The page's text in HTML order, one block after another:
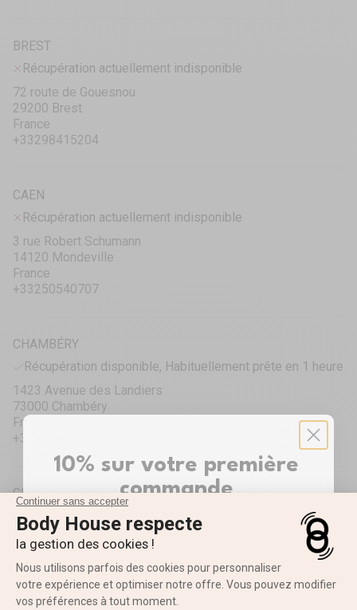
BREST
Récupération actuellement indisponible
72 route de Gouesnou
29200 Brest
France
+33298415204
CAEN
Récupération actuellement indisponible
3 rue Robert Schumann
14120 Mondeville
France
+33250540707
CHAMBÉRY
Récupération disponible, Habituellement prête en 1 heure
1423 Avenue des Landiers
73000 Chambéry
France
+33458440040
GRENOBLE SAINT-EGREVE
Récupération disponible, Habituellement prête en 1 heure
27 rue des glairaux
38120 Saint-Égrève
France
+33458470050
10% sur votre première
commande
Inscrivez-vous pour recevoir votre réduction ✨
Prénom
E-mail